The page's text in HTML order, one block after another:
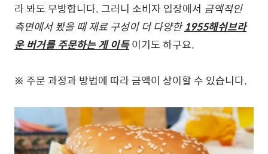
라 봐도 무방합니다. 그러니 소비자 입장에서 금액적인
측면에서 봤을 때 재료 구성이 더 다양한1955해쉬브라
운 버거를 주문하는 게 이득이기도 하구요.
※ 주문 과정과 방법에 따라 금액이 상이할 수 있습니다.